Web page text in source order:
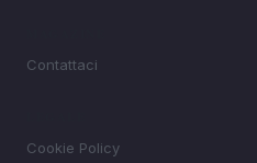
Contattaci
Cookie Policy